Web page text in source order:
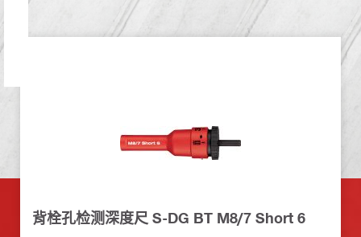
背栓孔检测深度尺 S-DG BT M8/7 Short 6